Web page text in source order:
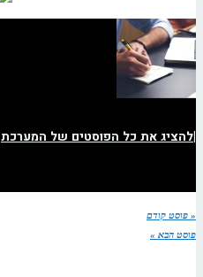
|להציג את כל הפוסטים של המערכת
« פוסט קודם
פוסט הבא »